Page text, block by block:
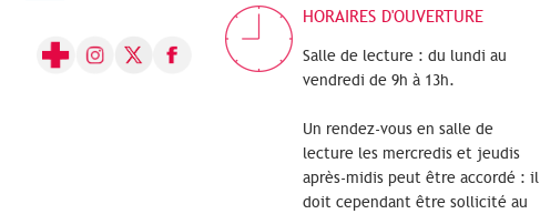
HORAIRES D'OUVERTURE
Salle de lecture : du lundi au
vendredi de 9h à 13h.
Un rendez-vous en salle de
lecture les mercredis et jeudis
après-midis peut être accordé : il
doit cependant être sollicité au